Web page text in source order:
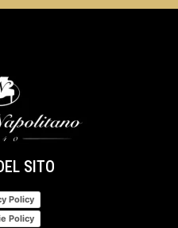
SITO
Policy
Policy